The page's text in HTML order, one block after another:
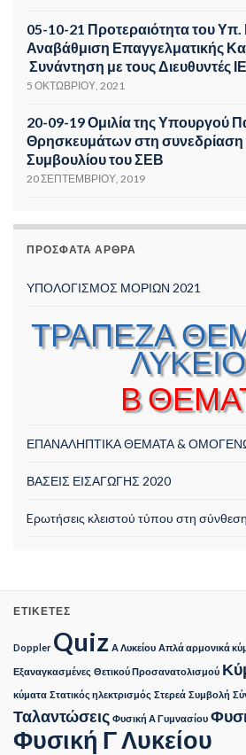
05-10-21 Προτεραιότητα του Υπ.
Αναβάθμιση Επαγγελματικής
Συνάντηση με τους Διευθυντές
5 ΟΚΤΩΒΡΊΟΥ, 2021
20-09-19 Ομιλία της Υπουργού
Θρησκευμάτων στη συνεδρίαση
Συμβουλίου του ΣΕΒ
20 ΣΕΠΤΕΜΒΡΊΟΥ, 2019
ΠΡΌΣΦΑΤΑ ΆΡΘΡΑ
ΥΠΟΛΟΓΙΣΜΟΣ ΜΟΡΙΩΝ 2021
ΤΡΑΠΕΖΑ
Β
ΕΠΑΝΑΛΗΠΤΙΚΑ ΘΕΜΑΤΑ &
ΒΑΣΕΙΣ ΕΙΣΑΓΩΓΗΣ 2020
Eρωτήσεις κλειστού τύπου στη
ΕΤΙΚΈΤΕΣ
Doppler Quiz Α Λυκείου Απλά αρμονικά
Εξαναγκασμένες Θετικού Προσανατολισμού
κύματα Στατικός ηλεκτρισμός Στερεά Συμβολή
Ταλαντώσεις Φυσική Α Γυμνασίου
Φυσική Γ Λυκείου